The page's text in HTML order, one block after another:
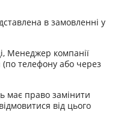
в замовленні у
Менеджер компанії
телефону або через
має право замінити
від цього